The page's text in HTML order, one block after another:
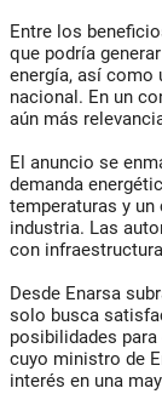
Entre los
que podría
energía, así como
nacional. En un
aún más
El anuncio se
demanda
temperaturas y
industria. Las
con
Desde Enarsa
solo busca
posibilidades
cuyo ministro de
interés en una